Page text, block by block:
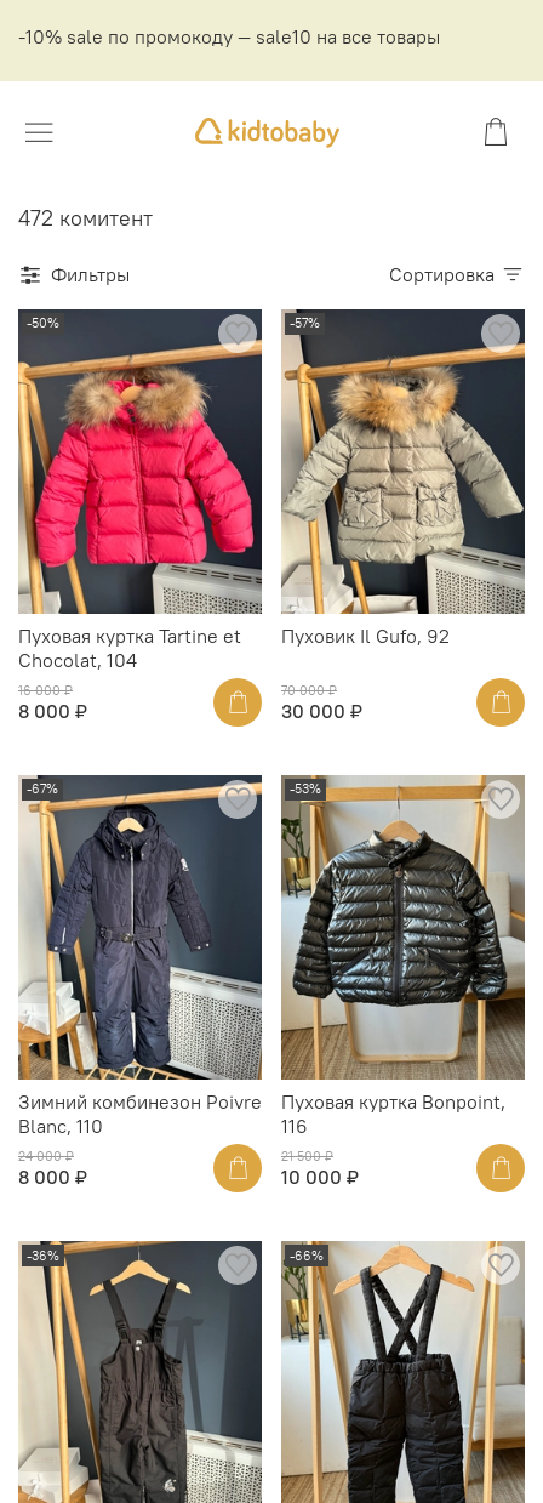
-10% sale по промокоду — sale10 на все товары
472 комитент
Фильтры Сортировка
-50%
Пуховая куртка Tartine et
Chocolat, 104
16 000 ₽
8 000 ₽
-57%
Пуховик Il Gufo, 92
70 000 ₽
30 000 ₽
-67%
Зимний комбинезон Poivre
Blanc, 110
24 000 ₽
8 000 ₽
-53%
Пуховая куртка Bonpoint,
116
21 500 ₽
10 000 ₽
-36% -66%